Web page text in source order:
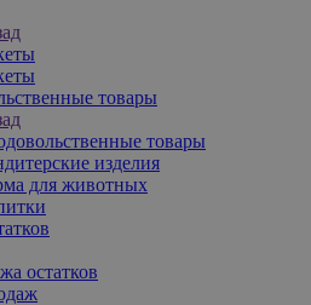
товары
товары
изделия
для животных
остатков